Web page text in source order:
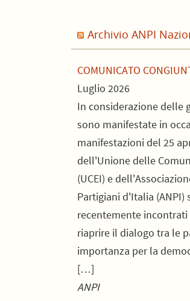
Archivio ANPI
COMUNICATO
Luglio 2026
In considerazione delle
sono manifestate in
manifestazioni del 25
dell'Unione delle
(UCEI) e
Partigiani d'Italia (ANPI)
recentemente
riaprire il dialogo tra le
importanza per la
[…]
ANPI